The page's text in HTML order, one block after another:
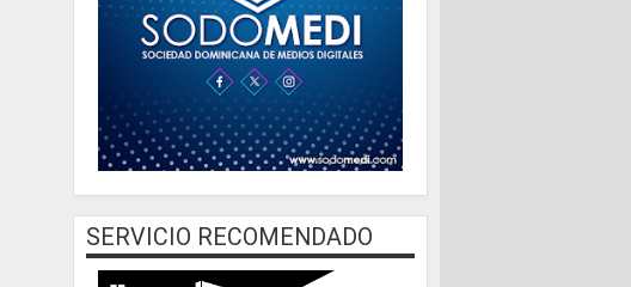
SERVICIO RECOMENDADO